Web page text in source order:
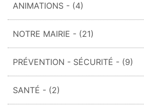
ANIMATIONS - (4)
NOTRE MAIRIE - (21)
PRÉVENTION - SÉCURITÉ - (9)
SANTÉ - (2)